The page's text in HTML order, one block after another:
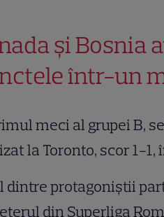
și Bosnia
într-un
meci al grupei B,
la Toronto, scor 1-
dintre protagoniștii
din Superliga